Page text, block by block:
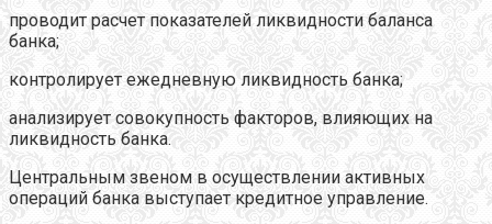
проводит расчет показателей ликвидности баланса
банка;
контролирует ежедневную ликвидность банка;
анализирует совокупность факторов, влияющих на
ликвидность банка.
Центральным звеном в осуществлении активных
операций банка выступает кредитное управление.